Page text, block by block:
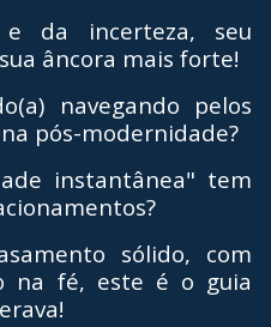
da incerteza, seu
âncora mais forte!
navegando pelos
pós-modernidade?
instantânea" tem
sólido, com
na fé, este é o guia